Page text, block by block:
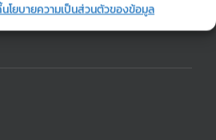
นโยบายความเป็นส่วนตัวของข้อมูล